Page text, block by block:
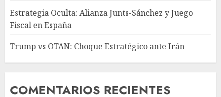
Estrategia Oculta: Alianza Junts-Sánchez y Juego
Fiscal en España
Trump vs OTAN: Choque Estratégico ante Irán
COMENTARIOS RECIENTES